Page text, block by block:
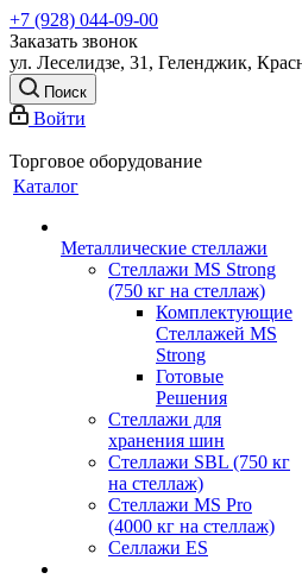
+7 (928) 044-09-00
Заказать звонок
ул. Леселидзе, 31, Геленджик,
Поиск
Войти
Торговое оборудование
Каталог
Металлические стеллажи
Стеллажи MS Strong
(750 кг на стеллаж)
Комплектующие
Стеллажей MS
Strong
Готовые
Решения
Стеллажи для
хранения шин
Стеллажи SBL (750 кг
на стеллаж)
Стеллажи MS Pro
(4000 кг на стеллаж)
Селлажи ES